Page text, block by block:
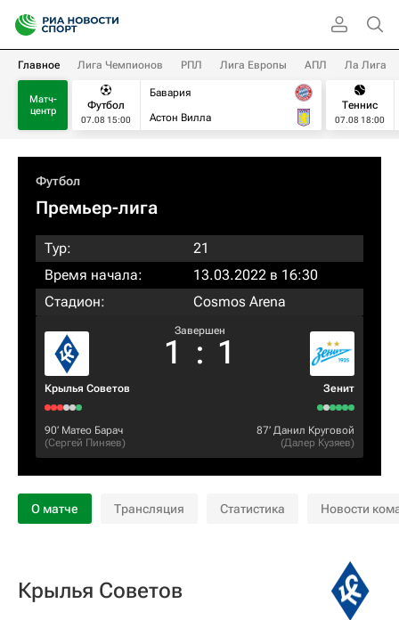
Главное Лига Чемпионов РПЛ Лига Европы АПЛ Ла Лига
Матч-
центр
Футбол
07.08 15:00
Бавария
Астон Вилла
Теннис
07.08 18:00
Футбол
Премьер-лига
Тур:
21
Время начала:
13.03.2022 в 16:30
Стадион:
Cosmos Arena
Крылья Советов
Завершен
1 : 1
Зенит
90‎’‎ Матео Барач
(Сергей Пиняев)
87‎’‎ Данил Круговой
(Далер Кузяев)
О матче Трансляция Статистика Новости
Крылья Советов